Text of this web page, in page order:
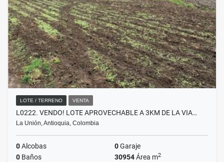
LOTE / TERRENO VENTA
L0222. VENDO! LOTE APROVECHABLE A 3KM DE LA VIA…
La Unión, Antioquia, Colombia
0Alcobas 0Garaje
0 Baños 30954Área m2